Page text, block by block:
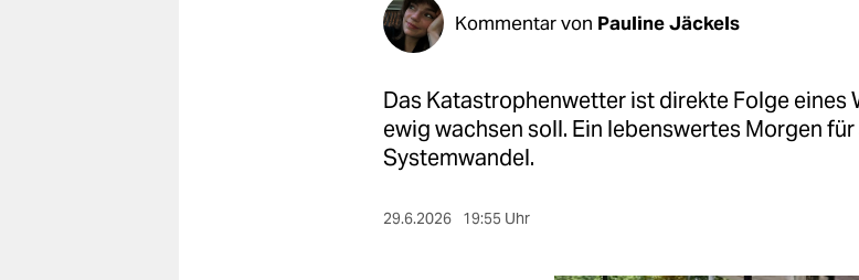
Kommentar von Pauline Jäckels
Das Katastrophenwetter ist direkte Folge eines
ewig wachsen soll. Ein lebenswertes Morgen
Systemwandel.
29.6.2026 19:55 Uhr